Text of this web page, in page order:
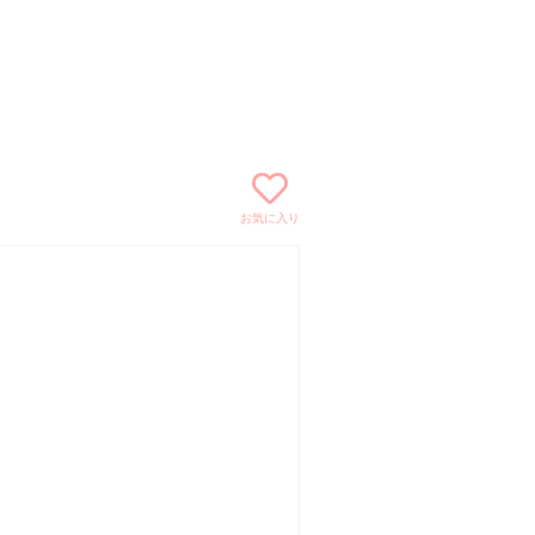
お気に入り